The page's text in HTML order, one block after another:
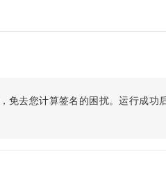
免去您计算签名的困扰。运行成功
多种方案随心选，轻松解锁专属 DeepSeek